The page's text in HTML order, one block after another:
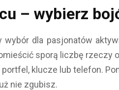
– wybierz
dla pasjonatów
sporą liczbę rzeczy
klucze lub telefon.
nie zgubisz.